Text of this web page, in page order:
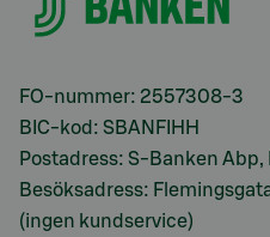
FO-nummer: 2557308-3
BIC-kod: SBANFIHH
Postadress: S-Banken Abp,
Besöksadress:
(ingen kundservice)